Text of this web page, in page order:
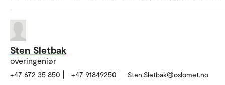
Sten Sletbak
overingeniør
+47 672 35 850 +47 91849250 Sten.Sletbak@oslomet.no